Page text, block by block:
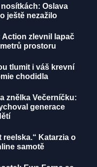
Oslava
ještě nezažilo
zlevnil lapač
prostoru
tlumit i váš krevní
chodidla
znělka Večerníčku:
generace
Katarzia o
samotě